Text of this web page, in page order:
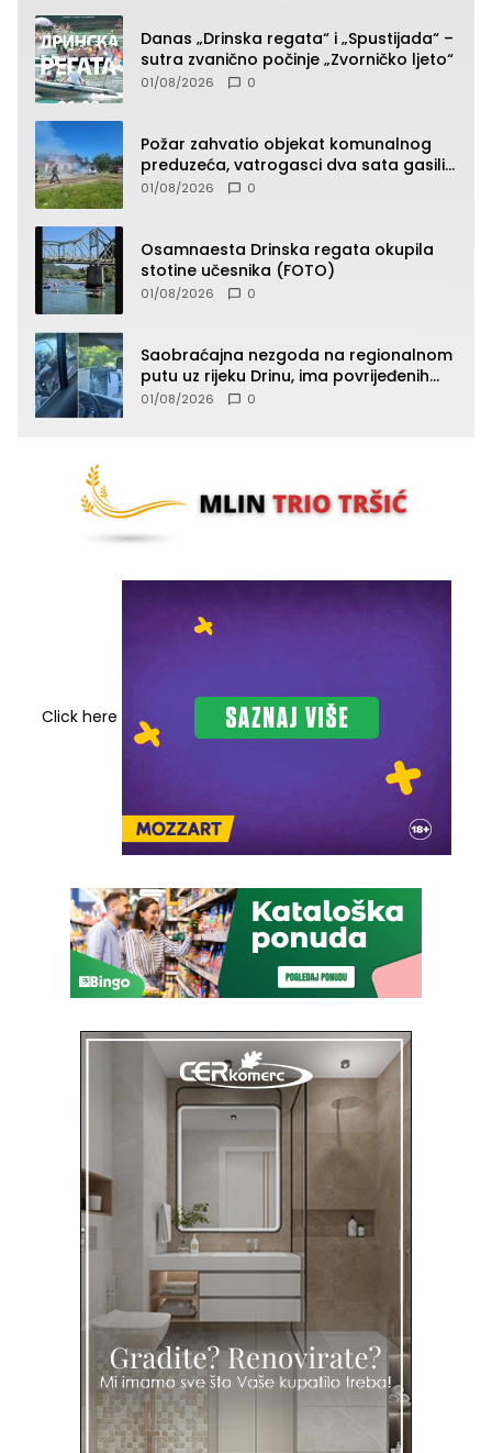
Danas „Drinska regata“ i „Spustijada“ –
sutra zvanično počinje „Zvorničko ljeto“
01/08/2026 0
Požar zahvatio objekat komunalnog
preduzeća, vatrogasci dva sata gasili
vatru (FOTO)
01/08/2026 0
Osamnaesta Drinska regata okupila
stotine učesnika (FOTO)
01/08/2026 0
Saobraćajna nezgoda na regionalnom
putu uz rijeku Drinu, ima povrijeđenih
lica (FOTO)
01/08/2026 0
Click here